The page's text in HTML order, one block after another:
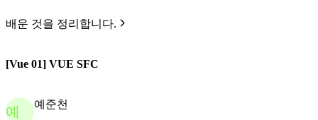
배운 것을 정리합니다.
[Vue 01] VUE SFC
예 예준천